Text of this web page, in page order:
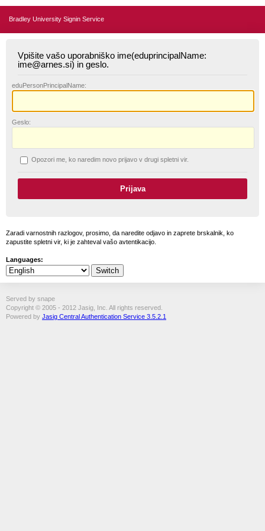
Bradley University Signin Service
Vpišite vašo uporabniško ime(eduprincipalName:
ime@arnes.si) in geslo.
eduPersonPrincipalName:
Geslo:
Opozori me, ko naredim novo prijavo v drugi spletni vir.
Zaradi varnostnih razlogov, prosimo, da naredite odjavo in zaprete brskalnik, ko
zapustite spletni vir, ki je zahteval vašo avtentikacijo.
Languages:
Served by snape
Copyright © 2005 - 2012 Jasig, Inc. All rights reserved.
Powered by Jasig Central Authentication Service 3.5.2.1